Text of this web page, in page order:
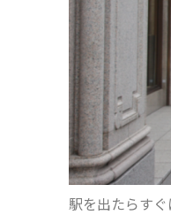
駅を出たらすぐ